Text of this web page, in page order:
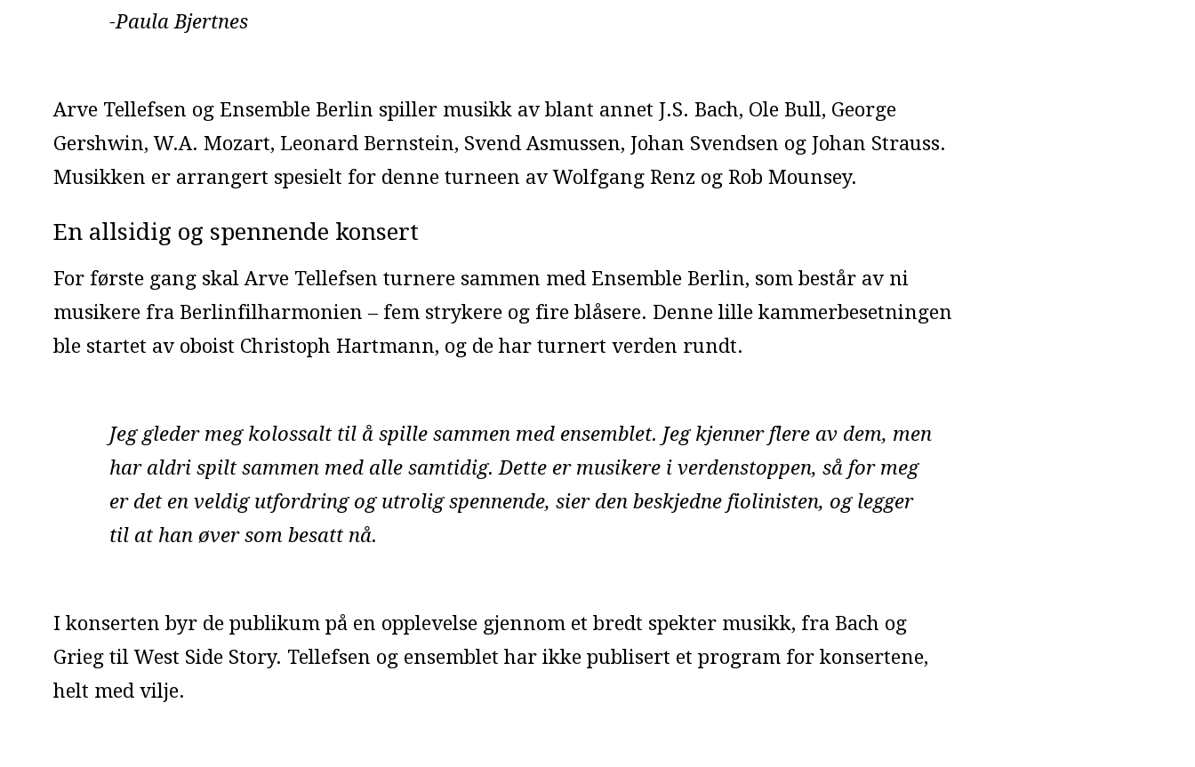
-Paula Bjertnes
Arve Tellefsen og Ensemble Berlin spiller musikk av blant annet J.S. Bach, Ole Bull, George
Gershwin, W.A. Mozart, Leonard Bernstein, Svend Asmussen, Johan Svendsen og Johan Strauss.
Musikken er arrangert spesielt for denne turneen av Wolfgang Renz og Rob Mounsey.
En allsidig og spennende konsert
For første gang skal Arve Tellefsen turnere sammen med Ensemble Berlin, som består av ni
musikere fra Berlinfilharmonien – fem strykere og fire blåsere. Denne lille kammerbesetningen
ble startet av oboist Christoph Hartmann, og de har turnert verden rundt.
Jeg gleder meg kolossalt til å spille sammen med ensemblet. Jeg kjenner flere av dem, men
har aldri spilt sammen med alle samtidig. Dette er musikere i verdenstoppen, så for meg
er det en veldig utfordring og utrolig spennende, sier den beskjedne fiolinisten, og legger
til at han øver som besatt nå.
I konserten byr de publikum på en opplevelse gjennom et bredt spekter musikk, fra Bach og
Grieg til West Side Story. Tellefsen og ensemblet har ikke publisert et program for konsertene,
helt med vilje.